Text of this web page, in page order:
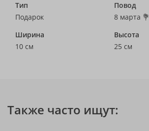
Тип
Подарок
Повод
8 марта 💐
Ширина
10 см
Высота
25 см
Также часто ищут: